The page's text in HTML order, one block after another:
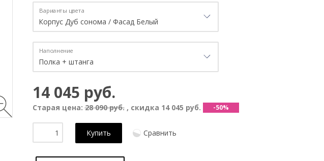
Варианты цвета
Наполнение
14 045 руб.
Старая цена:28 090 руб., скидка 14 045 руб. -50%
Купить Сравнить